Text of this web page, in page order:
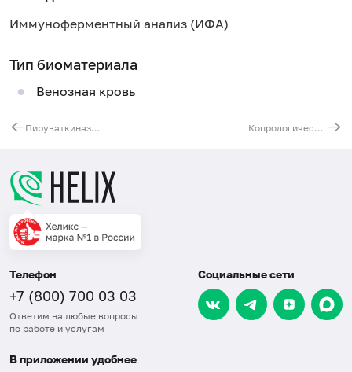
Иммуноферментный анализ (ИФА)
Тип биоматериала
Венозная кровь
Пируваткиназа (TM2) Копрологическая эластаза
Телефон
+7 (800) 700 03 03
Ответим на любые вопросы
по работе и услугам
Социальные сети
В приложении удобнее